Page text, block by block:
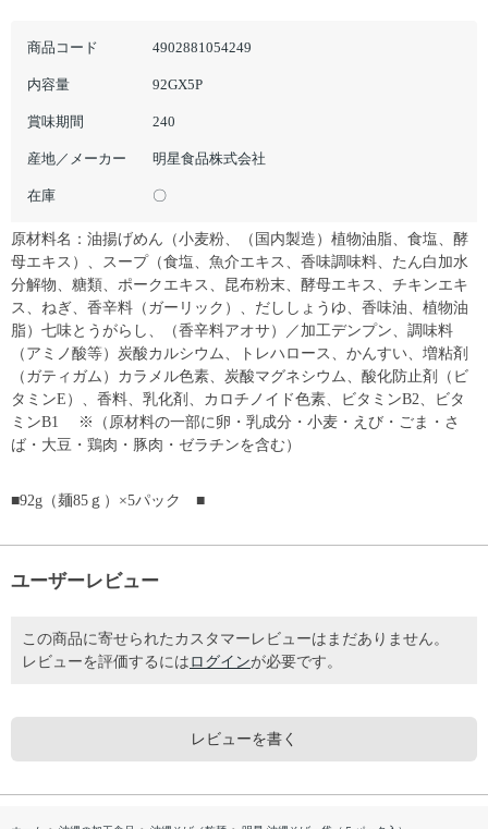
商品コード 4902881054249
内容量 92GX5P
賞味期間 240
産地／メーカー 明星食品株式会社
在庫 〇
原材料名：油揚げめん（小麦粉、（国内製造）植物油脂、食塩、酵
母エキス）、スープ（食塩、魚介エキス、香味調味料、たん白加水
分解物、糖類、ポークエキス、昆布粉末、酵母エキス、チキンエキ
ス、ねぎ、香辛料（ガーリック）、だししょうゆ、香味油、植物油
脂）七味とうがらし、（香辛料アオサ）／加工デンプン、調味料
（アミノ酸等）炭酸カルシウム、トレハロース、かんすい、増粘剤
（ガティガム）カラメル色素、炭酸マグネシウム、酸化防止剤（ビ
タミンE）、香料、乳化剤、カロチノイド色素、ビタミンB2、ビタ
ミンB1 ※（原材料の一部に卵・乳成分・小麦・えび・ごま・さ
ば・大豆・鶏肉・豚肉・ゼラチンを含む）
■92g（麺85ｇ）×5パック ■
ユーザーレビュー
この商品に寄せられたカスタマーレビューはまだありません。
レビューを評価するには ログインが必要です。
レビューを書く